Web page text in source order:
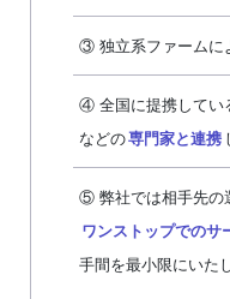
③ 独立系ファームに
④ 全国に提携してい
などの専門家と連携
⑤ 弊社では相手先の
ワンストップでのサ
手間を最小限にいた